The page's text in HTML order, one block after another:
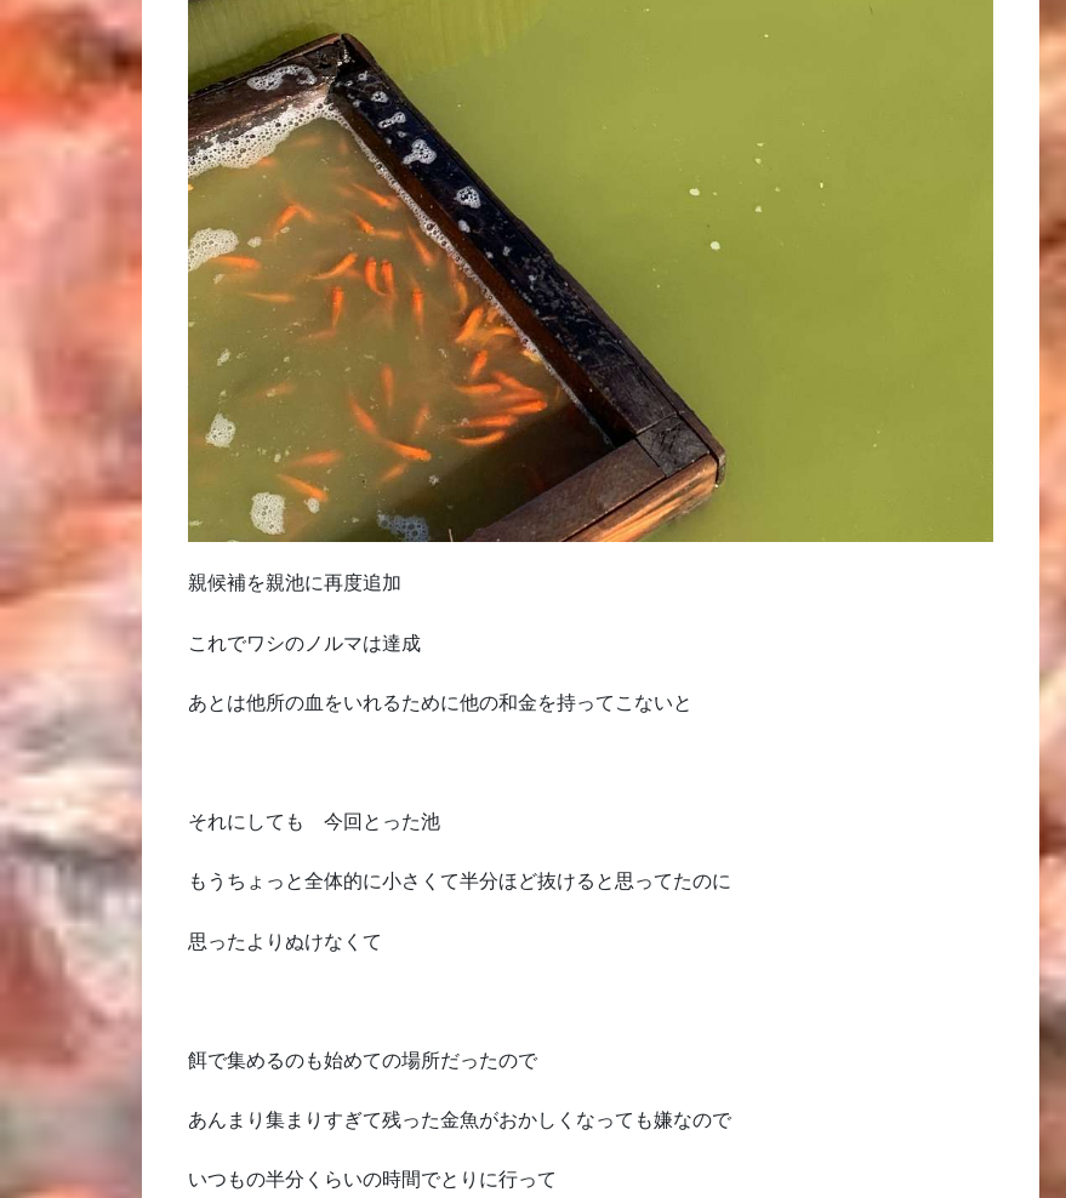
親候補を親池に再度追加
これでワシのノルマは達成
あとは他所の血をいれるために他の和金を持ってこないと
それにしても 今回とった池
もうちょっと全体的に小さくて半分ほど抜けると思ってたのに
思ったよりぬけなくて
餌で集めるのも始めての場所だったので
あんまり集まりすぎて残った金魚がおかしくなっても嫌なので
いつもの半分くらいの時間でとりに行って